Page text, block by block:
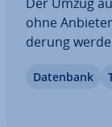
Der Umzug
ohne
de­rung
wäl­ti­gen ist.
der Daten,
Datenbank